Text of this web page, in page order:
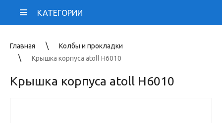
КАТЕГОРИИ
Главная
Колбы и прокладки
Крышка корпуса atoll H6010
Крышка корпуса atoll H6010